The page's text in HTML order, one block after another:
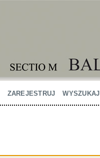
ZAREJESTRUJ WYSZUKAJ